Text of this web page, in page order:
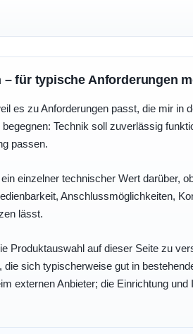
für typische Anforderungen
es zu Anforderungen passt, die mir in
Technik soll zuverlässig
passen.
einzelner technischer Wert darüber,
Anschlussmöglichkeiten,
lässt.
Produktauswahl auf dieser Seite zu
die sich typischerweise gut in
externen Anbieter; die Einrichtung